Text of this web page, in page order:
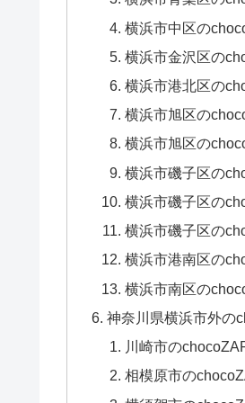
横浜市中区の
横浜市金沢区の
横浜市港北区の
横浜市旭区の
横浜市旭区の
横浜市磯子区の
横浜市磯子区の
横浜市磯子区の
横浜市港南区の
横浜市南区の
神奈川県横浜市外の
川崎市の
相模原市の